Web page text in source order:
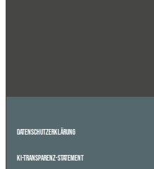
Datenschutzerklärung
KI-Transparenz-Statement